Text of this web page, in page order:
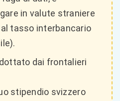
in valute straniere
tasso interbancario
dai frontalieri
stipendio svizzero